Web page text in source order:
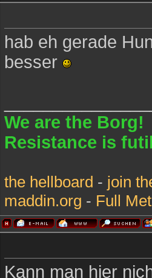
hab eh gerade
besser
We are the Borg!
Resistance is
the hellboard - join
maddin.org - Full
Kann man hier